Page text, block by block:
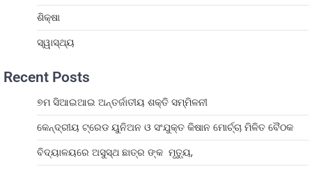
ଶିକ୍ଷା
ସ୍ୱାସ୍ଥ୍ୟ
Recent Posts
୭ମ ସିଆଇଆଇ ଅନ୍ତର୍ଜାତୀୟ ଶକ୍ତି ସମ୍ମିଳନୀ
କେନ୍ଦ୍ରୀୟ ଟ୍ରେଡ ୟୁନିଅନ ଓ ସଂଯୁକ୍ତ କିଷାନ ମୋର୍ଚ୍ଚା ମିଳିତ ବୈଠକ
ବିଦ୍ୟାଳୟରେ ଅସୁସ୍ଥ ଛାତ୍ର ଙ୍କ ମୃତ୍ୟୁ,